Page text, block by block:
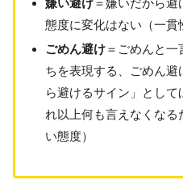
嫌い避け＝嫌いだから避
態度に変化はない（一貫
ごめん避け＝ごめんと一
ちを表現する、ごめん
ら避けるサイン」とし
れ以上何も言えなくな
い態度）